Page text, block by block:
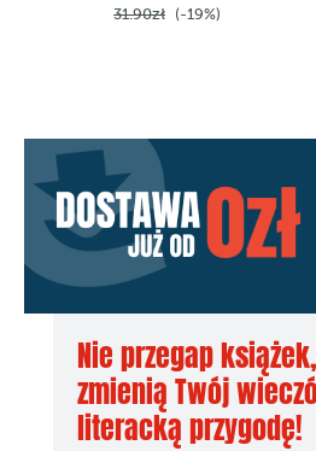
31.90zł (-19%)
Nie przegap
zmienią Twój
literacką przygodę!